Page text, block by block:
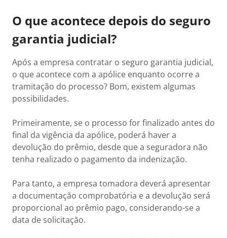
O que acontece depois do seguro
garantia judicial?
Após a empresa contratar o seguro garantia judicial,
o que acontece com a apólice enquanto ocorre a
tramitação do processo? Bom, existem algumas
possibilidades.
Primeiramente, se o processo for finalizado antes do
final da vigência da apólice, poderá haver a
devolução do prêmio, desde que a seguradora não
tenha realizado o pagamento da indenização.
Para tanto, a empresa tomadora deverá apresentar
a documentação comprobatória e a devolução será
proporcional ao prêmio pago, considerando-se a
data de solicitação.